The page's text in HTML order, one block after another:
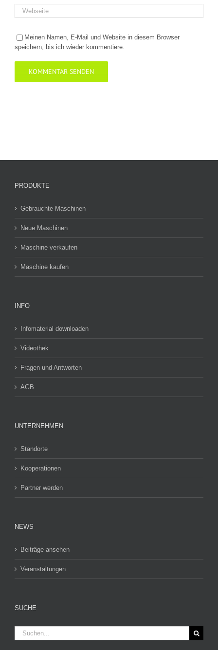
Meinen Namen, E-Mail und Website in diesem Browser
speichern, bis ich wieder kommentiere.
PRODUKTE
Gebrauchte Maschinen
Neue Maschinen
Maschine verkaufen
Maschine kaufen
INFO
Infomaterial downloaden
Videothek
Fragen und Antworten
AGB
UNTERNEHMEN
Standorte
Kooperationen
Partner werden
NEWS
Beiträge ansehen
Veranstaltungen
SUCHE
Suche
nach: